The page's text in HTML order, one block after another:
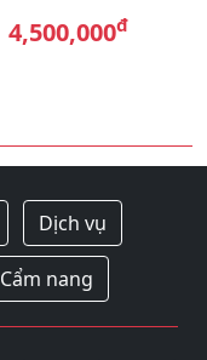
4,500,000đ
Dịch vụ
Cẩm nang